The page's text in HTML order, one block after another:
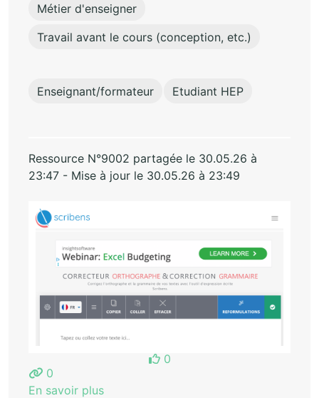
Métier d'enseigner
Travail avant le cours (conception, etc.)
Enseignant/formateur Etudiant HEP
Ressource N°9002 partagée le 30.05.26 à
23:47 - Mise à jour le 30.05.26 à 23:49
0
0
En savoir plus